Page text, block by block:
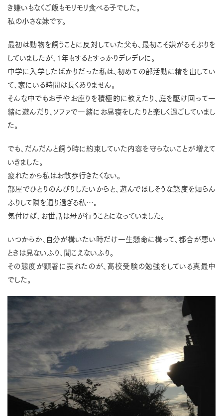
き嫌いもなくご飯もモリモリ食べる子でした。
私の小さな妹です。
最初は動物を飼うことに反対していた父も、最初こそ嫌がるそぶりを
していましたが、1年もするとすっかりデレデレに。
中学に入学したばかりだった私は、初めての部活動に精を出してい
て、家にいる時間は長くありません。
そんな中でもお手やお座りを積極的に教えたり、庭を駆け回って一
緒に遊んだり、ソファで一緒にお昼寝をしたりと楽しく過ごしていまし
た。
でも、だんだんと飼う時に約束していた内容を守らないことが増えて
いきました。
疲れたから私はお散歩行きたくない。
部屋でひとりのんびりしたいからと、遊んでほしそうな態度を知らん
ふりして隣を通り過ぎる私…。
気付けば、お世話は母が行うことになっていました。
いつからか、自分が構いたい時だけ一生懸命に構って、都合が悪い
ときは見ないふり、聞こえないふり。
その態度が顕著に表れたのが、高校受験の勉強をしている真最中
でした。